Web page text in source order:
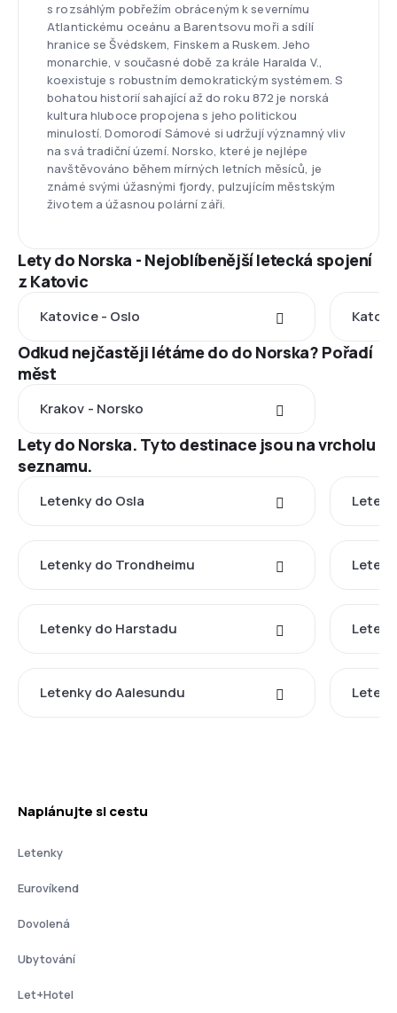
s rozsáhlým pobřežím obráceným k severnímu
Atlantickému oceánu a Barentsovu moři a sdílí
hranice se Švédskem, Finskem a Ruskem. Jeho
monarchie, v současné době za krále Haralda V.,
koexistuje s robustním demokratickým systémem. S
bohatou historií sahající až do roku 872 je norská
kultura hluboce propojena s jeho politickou
minulostí. Domorodí Sámové si udržují významný vliv
na svá tradiční území. Norsko, které je nejlépe
navštěvováno během mírných letních měsíců, je
známé svými úžasnými fjordy, pulzujícím městským
životem a úžasnou polární záři.
Lety do Norska - Nejoblíbenější letecká spojení
z Katovic
Katovice - Oslo
Odkud nejčastěji létáme do do Norska? Pořadí
měst
Krakov - Norsko
Lety do Norska. Tyto destinace jsou na vrcholu
seznamu.
Letenky do Osla
Letenky do Trondheimu
Letenky do Harstadu
Letenky do Aalesundu
Naplánujte si cestu
Letenky
Eurovíkend
Dovolená
Ubytování
Let+Hotel